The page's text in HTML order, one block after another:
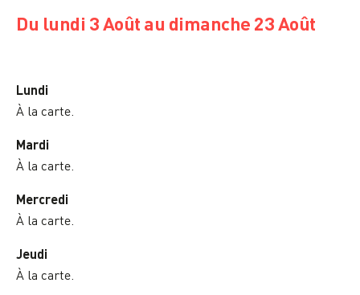
Du lundi 3 Août au dimanche 23 Août
Lundi
À la carte.
Mardi
À la carte.
Mercredi
À la carte.
Jeudi
À la carte.